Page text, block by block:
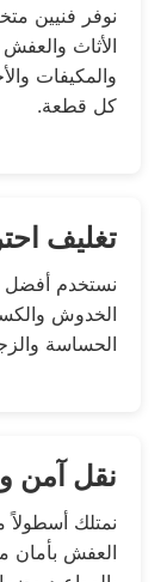
نوفر فنيين
الأثاث
والمكيفات
كل قطعة.
تغليف
نستخدم أفضل
الخدوش
الحساسة
نقل آمن
نمتلك
العفش بأمان